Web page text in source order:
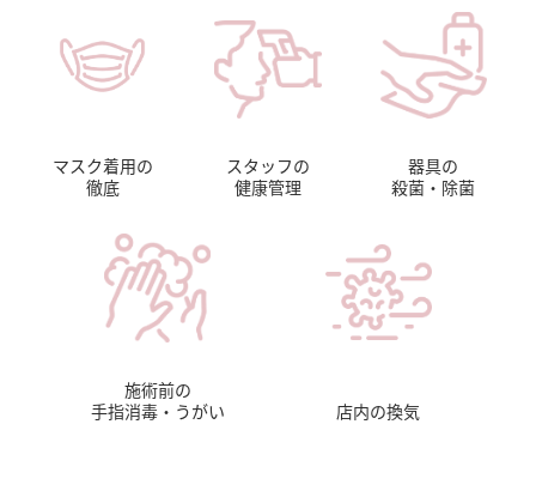
マスク着用の
徹底
スタッフの
健康管理
器具の
殺菌・除菌
施術前の
手指消毒・うがい
店内の換気